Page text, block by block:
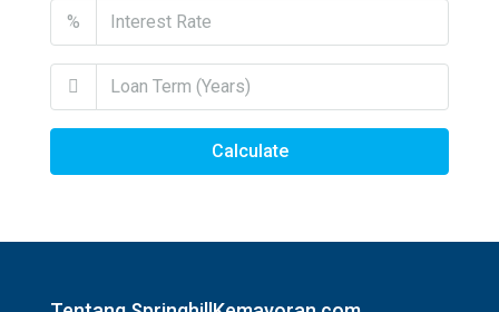
%
Calculate